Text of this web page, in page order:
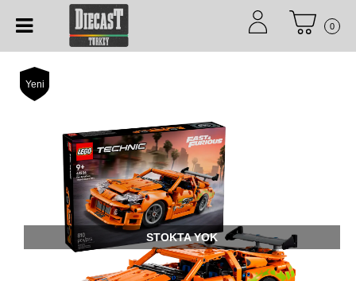
0
Yeni
STOKTA YOK